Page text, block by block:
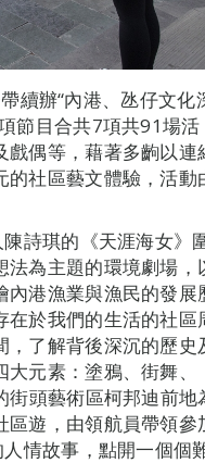
續辦“內港、氹仔文化
節目合共7項共91場活
戲偶等，藉著多齣以連
社區藝文體驗，活動
詩琪的《天涯海女》
為主題的環境劇場，
內港漁業與漁民的發展
於我們的生活的社區
了解背後深沉的歷史
元素：塗鴉、街舞、
街頭藝術區柯邦迪前地
遊，由領航員帶領參
情故事，點開一個個